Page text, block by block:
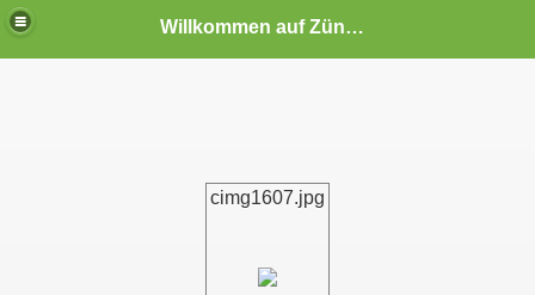
Willkommen auf Zündapp-Colonia
cimg1607.jpg